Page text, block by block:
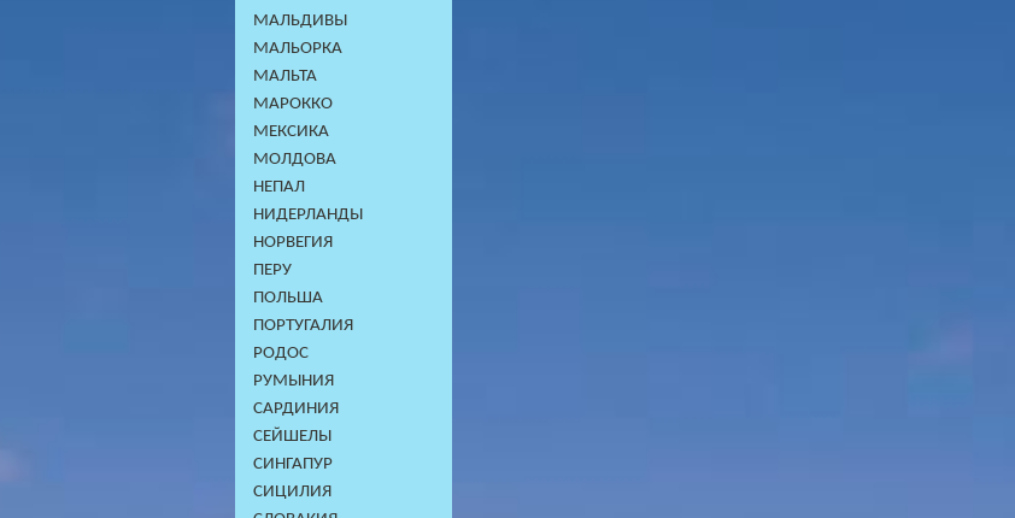
МАЛЬДИВЫ
МАЛЬОРКА
МАЛЬТА
МАРОККО
МЕКСИКА
МОЛДОВА
НЕПАЛ
НИДЕРЛАНДЫ
НОРВЕГИЯ
ПЕРУ
ПОЛЬША
ПОРТУГАЛИЯ
РОДОС
РУМЫНИЯ
САРДИНИЯ
СЕЙШЕЛЫ
СИНГАПУР
СИЦИЛИЯ